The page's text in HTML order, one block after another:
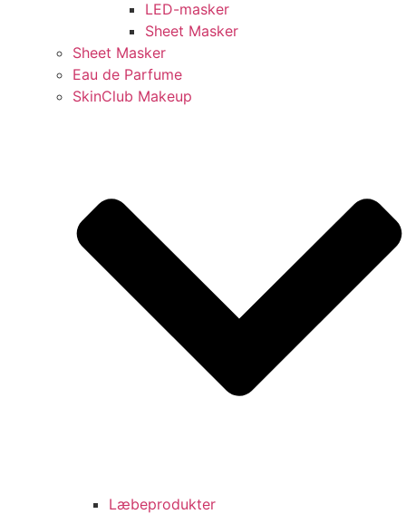
LED-masker
Sheet Masker
Sheet Masker
Eau de Parfume
SkinClub Makeup
Læbeprodukter